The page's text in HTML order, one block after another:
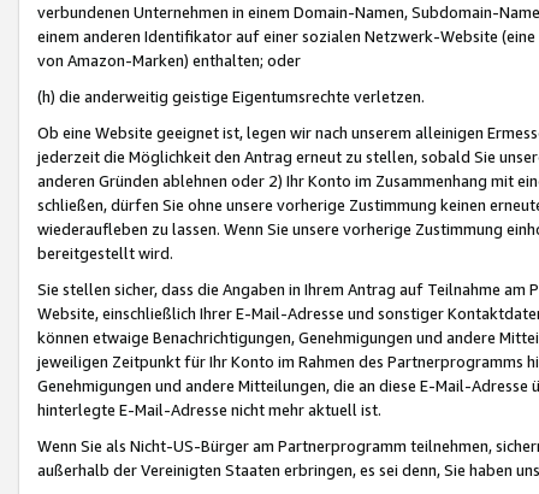
verbundenen Unternehmen in einem Domain-Namen, Subdomain-
einem anderen Identifikator auf einer sozialen Netzwerk-Website
von Amazon-Marken) enthalten; oder
(h) die anderweitig geistige Eigentumsrechte verletzen.
Ob eine Website geeignet ist, legen wir nach unserem alleinigen
jederzeit die Möglichkeit den Antrag erneut zu stellen, sobald Sie
anderen Gründen ablehnen oder 2) Ihr Konto im Zusammenhang mit
schließen, dürfen Sie ohne unsere vorherige Zustimmung keinen
wiederaufleben zu lassen. Wenn Sie unsere vorherige Zustimmung
bereitgestellt wird.
Sie stellen sicher, dass die Angaben in Ihrem Antrag auf Teilnahme
Website, einschließlich Ihrer E-Mail-Adresse und sonstiger
können etwaige Benachrichtigungen, Genehmigungen und andere
jeweiligen Zeitpunkt für Ihr Konto im Rahmen des Partnerprogramms
Genehmigungen und andere Mitteilungen, die an diese E-Mail-
hinterlegte E-Mail-Adresse nicht mehr aktuell ist.
Wenn Sie als Nicht-US-Bürger am Partnerprogramm teilnehmen,
außerhalb der Vereinigten Staaten erbringen, es sei denn, Sie haben